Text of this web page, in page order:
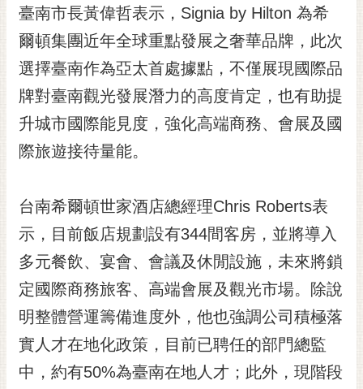
祭
網
站
導
覽
訂
閱
訂
閱
電
子
報
市
民
信
箱
臺南市長黃偉哲表示，Signia by Hilton 為希
爾頓集團近年全球重點發展之奢華品牌，此次
選擇臺南作為亞太首處據點，不僅展現國際品
牌對臺南觀光發展潛力的高度肯定，也有助提
升城市國際能見度，強化高端商務、會展及國
際旅遊接待量能。
台南希爾頓世家酒店總經理Chris Roberts表
示，目前飯店規劃設有344間客房，並將導入
多元餐飲、宴會、會議及休閒設施，未來將鎖
定國際商務旅客、高端會展及觀光市場。除說
明整體營運籌備進度外，他也強調公司積極落
實人才在地化政策，目前已聘任的部門總監
中，約有50%為臺南在地人才；此外，現階段